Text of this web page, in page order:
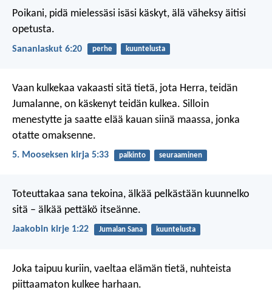
Poikani, pidä mielessäsi isäsi käskyt, älä väheksy äitisi
opetusta.
Sananlaskut 6:20 perhe kuuntelusta
Vaan kulkekaa vakaasti sitä tietä, jota Herra, teidän
Jumalanne, on käskenyt teidän kulkea. Silloin
menestytte ja saatte elää kauan siinä maassa, jonka
otatte omaksenne.
5. Mooseksen kirja 5:33 palkinto seuraaminen
Toteuttakaa sana tekoina, älkää pelkästään kuunnelko
sitä – älkää pettäkö itseänne.
Jaakobin kirje 1:22 Jumalan Sana kuuntelusta
Joka taipuu kuriin, vaeltaa elämän tietä, nuhteista
piittaamaton kulkee harhaan.